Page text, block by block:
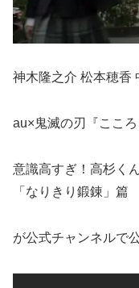
神木隆之介 松本穂香
au×鬼滅の刃『ここ
意識高すぎ！高杉く
「なりきり鍛錬」篇
が公式チャンネルで